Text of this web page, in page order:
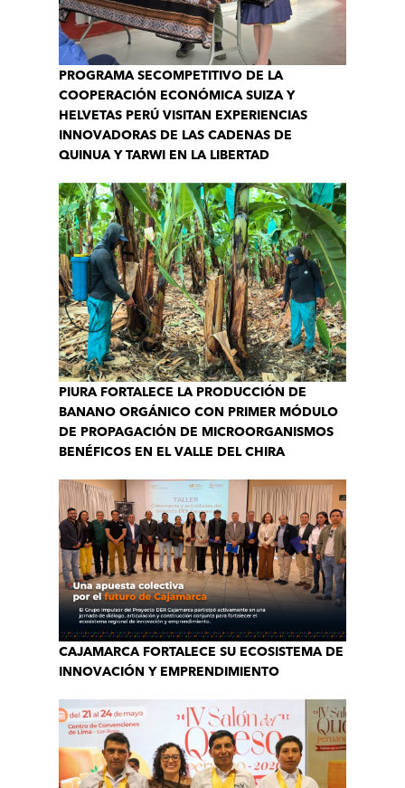
PROGRAMA SECOMPETITIVO DE LA
COOPERACIÓN ECONÓMICA SUIZA Y
HELVETAS PERÚ VISITAN EXPERIENCIAS
INNOVADORAS DE LAS CADENAS DE
QUINUA Y TARWI EN LA LIBERTAD
PIURA FORTALECE LA PRODUCCIÓN DE
BANANO ORGÁNICO CON PRIMER MÓDULO
DE PROPAGACIÓN DE MICROORGANISMOS
BENÉFICOS EN EL VALLE DEL CHIRA
CAJAMARCA FORTALECE SU ECOSISTEMA DE
INNOVACIÓN Y EMPRENDIMIENTO